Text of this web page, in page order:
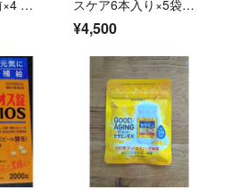
洋
肉
スケア6本入り×5袋（3
¥4,500